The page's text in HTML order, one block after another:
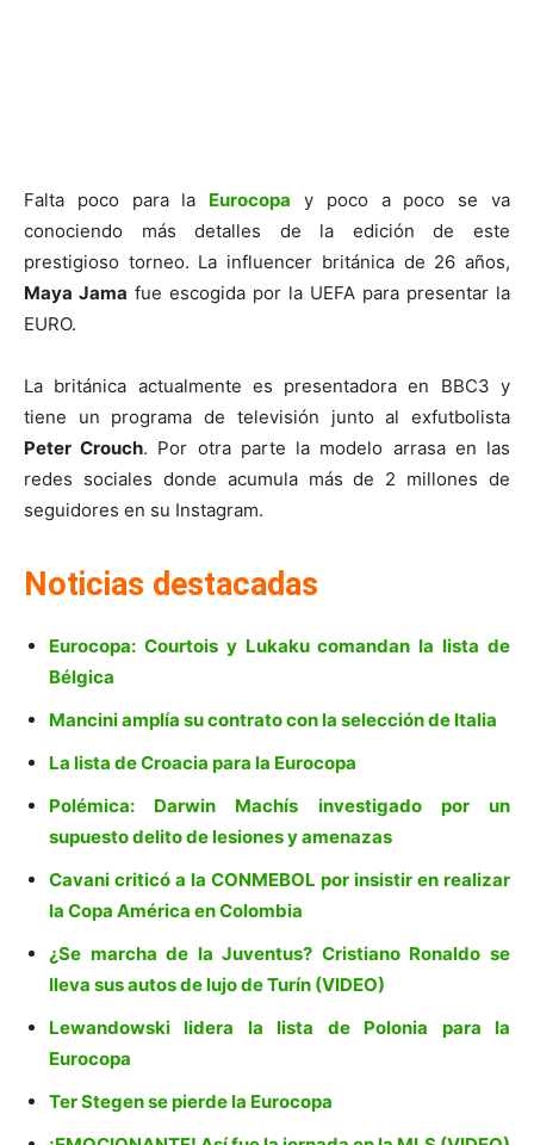
Falta poco para la Eurocopa y poco a poco se va
conociendo más detalles de la edición de este
prestigioso torneo. La influencer británica de 26 años,
Maya Jama fue escogida por la UEFA para presentar la
EURO.
La británica actualmente es presentadora en BBC3 y
tiene un programa de televisión junto al exfutbolista
Peter Crouch. Por otra parte la modelo arrasa en las
redes sociales donde acumula más de 2 millones de
seguidores en su Instagram.
Noticias destacadas
Eurocopa: Courtois y Lukaku comandan la lista de
Bélgica
Mancini amplía su contrato con la selección de Italia
La lista de Croacia para la Eurocopa
Polémica: Darwin Machís investigado por un
supuesto delito de lesiones y amenazas
Cavani criticó a la CONMEBOL por insistir en realizar
la Copa América en Colombia
¿Se marcha de la Juventus? Cristiano Ronaldo se
lleva sus autos de lujo de Turín (VIDEO)
Lewandowski lidera la lista de Polonia para la
Eurocopa
Ter Stegen se pierde la Eurocopa